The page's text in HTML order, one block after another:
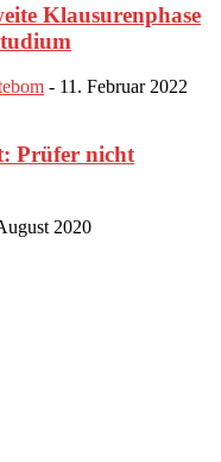
Klausurenphase
- 11. Februar 2022
Prüfer nicht
2020